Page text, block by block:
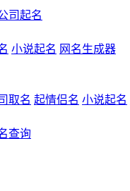
司起名
小说起名 网名生成器
取名 起情侣名 小说起名
查询